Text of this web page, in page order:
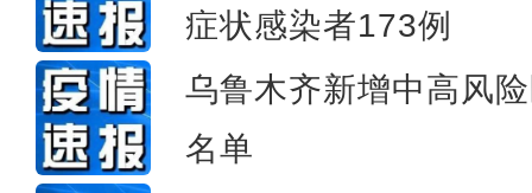
症状感染者173例
乌鲁木齐新增中高风
名单
谢谢你志愿